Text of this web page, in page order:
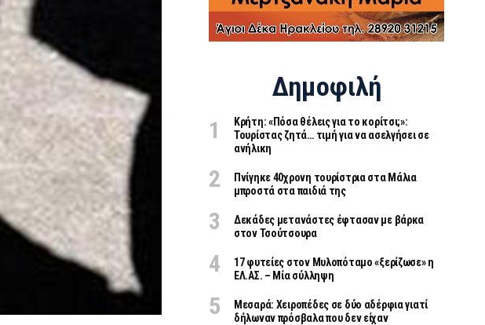
Δημοφιλή
Κρήτη: «Πόσα θέλεις για το κορίτσι;»:
Τουρίστας ζητά… τιμή για να ασελγήσει σε
ανήλικη
Πνίγηκε 40χρονη τουρίστρια στα Μάλια
μπροστά στα παιδιά της
Δεκάδες μετανάστες έφτασαν με βάρκα
στον Τσούτσουρα
17 φυτείες στον Μυλοπόταμο «ξερίζωσε» η
ΕΛ.ΑΣ. – Μία σύλληψη
Μεσαρά: Χειροπέδες σε δύο αδέρφια γιατί
δήλωναν πρόσβαλα που δεν είχαν